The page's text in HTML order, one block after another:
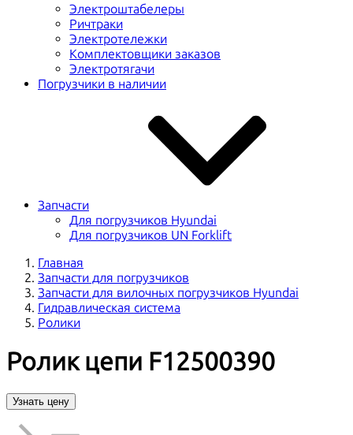
Электроштабелеры
Ричтраки
Электротележки
Комплектовщики заказов
Электротягачи
Погрузчики в наличии
Запчасти
Для погрузчиков Hyundai
Для погрузчиков UN Forklift
Главная
Запчасти для погрузчиков
Запчасти для вилочных погрузчиков Hyundai
Гидравлическая система
Ролики
Ролик цепи F12500390
Узнать цену